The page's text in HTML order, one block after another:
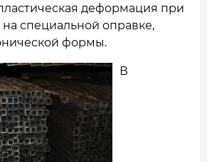
деформация при
специальной оправке,
формы.
В